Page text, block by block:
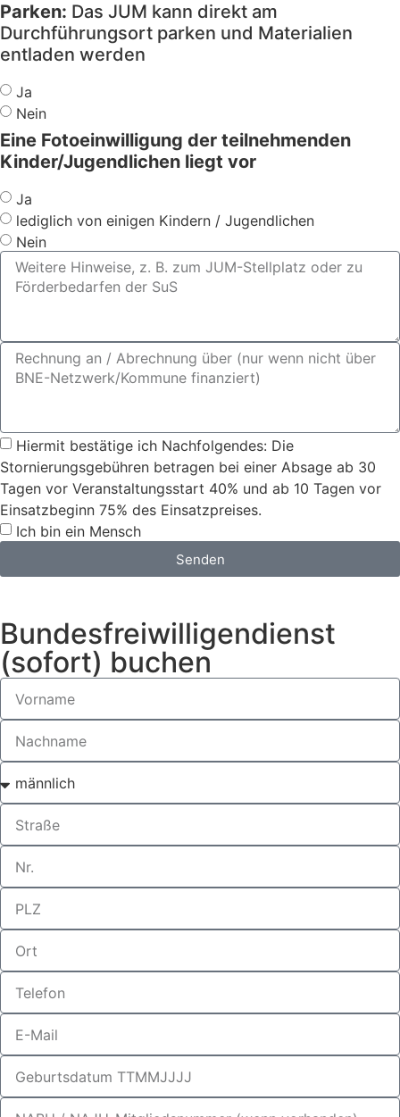
Parken: Das JUM kann direkt am
Durchführungsort parken und Materialien
entladen werden
Ja
Nein
Eine Fotoeinwilligung der teilnehmenden
Kinder/Jugendlichen liegt vor
Ja
lediglich von einigen Kindern / Jugendlichen
Nein
Hiermit bestätige ich Nachfolgendes: Die
Stornierungsgebühren betragen bei einer Absage ab 30
Tagen vor Veranstaltungsstart 40% und ab 10 Tagen vor
Einsatzbeginn 75% des Einsatzpreises.
Ich bin ein Mensch
Senden
Bundesfreiwilligendienst
(sofort) buchen